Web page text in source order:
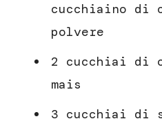
cucchiaino di
polvere
2 cucchiai di
mais
3 cucchiai di